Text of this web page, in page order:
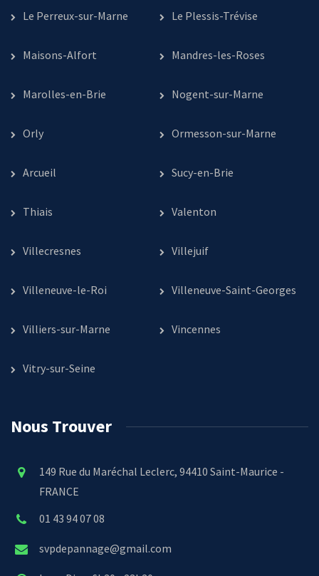
Le Perreux-sur-Marne Le Plessis-Trévise
Maisons-Alfort Mandres-les-Roses
Marolles-en-Brie Nogent-sur-Marne
Orly Ormesson-sur-Marne
Arcueil Sucy-en-Brie
Thiais Valenton
Villecresnes Villejuif
Villeneuve-le-Roi Villeneuve-Saint-Georges
Villiers-sur-Marne Vincennes
Vitry-sur-Seine
Nous Trouver
149 Rue du Maréchal Leclerc, 94410 Saint-Maurice -
FRANCE
01 43 94 07 08
svpdepannage@gmail.com